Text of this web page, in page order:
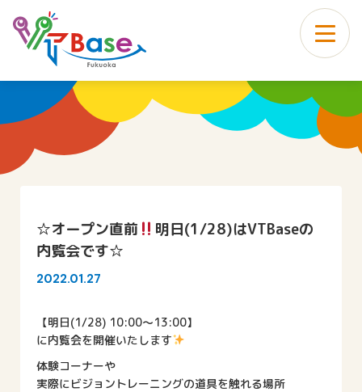
メ
ニ
☆オープン直前
明日(1/28)はVTBaseの
内覧会です☆
2022.01.27
【明日(1/28) 10:00〜13:00】
に内覧会を開催いたします
体験コーナーや
実際にビジョントレーニングの道具を触れる場所